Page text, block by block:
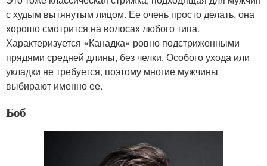
с худым вытянутым лицом. Ее очень просто делать, она
хорошо смотрится на волосах любого типа.
Характеризуется «Канадка» ровно подстриженными
прядями средней длины, без челки. Особого ухода или
укладки не требуется, поэтому многие мужчины
выбирают именно ее.
Боб